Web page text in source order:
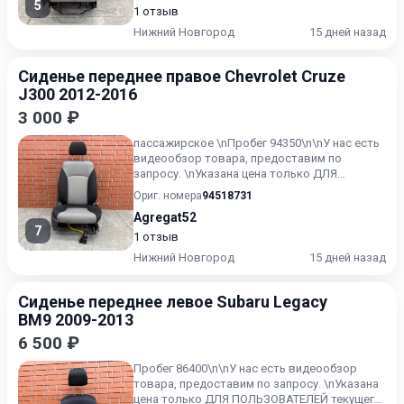
5
1 отзыв
Нижний Новгород
15 дней назад
Сиденье переднее правое Chevrolet Cruze
J300 2012-2016
3 000 ₽
7
пассажирское \nПробег 94350\n\nУ нас есть
видеообзор товара, предоставим по
запросу. \nУказана цена только ДЛЯ
ПОЛЬЗОВАТЕЛЕЙ текущего ресурс...
Ориг. номера94518731
Agregat52
1 отзыв
Нижний Новгород
15 дней назад
Сиденье переднее левое Subaru Legacy
BM9 2009-2013
6 500 ₽
Пробег 86400\n\nУ нас есть видеообзор
товара, предоставим по запросу. \nУказана
цена только ДЛЯ ПОЛЬЗОВАТЕЛЕЙ текущего